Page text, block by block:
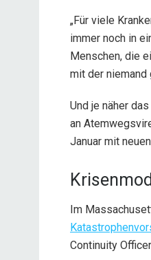
„Für viele
immer noch in
Menschen, die
mit der niemand
Und je näher
an
Januar mit
Im
Continuity